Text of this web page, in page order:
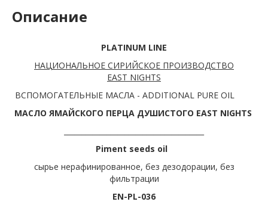
Описание
PLATINUM LINE
НАЦИОНАЛЬНОЕ СИРИЙСКОЕ ПРОИЗВОДСТВО
EAST NIGHTS
ВСПОМОГАТЕЛЬНЫЕ МАСЛА - ADDITIONAL PURE OIL
МАСЛО ЯМАЙСКОГО ПЕРЦА ДУШИСТОГО EAST NIGHTS
Piment seeds oil
сырье нерафинированное, без дезодорации, без
фильтрации
EN-PL-036